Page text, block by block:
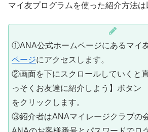
マイ友プログラムを使った紹介方法は
①ANA公式ホームページにあるマイ
ページにアクセスします。
②画面を下にスクロールしていくと
っそくお友達に紹介しよう】ボタン
をクリックします。
③紹介者はANAマイレージクラブの